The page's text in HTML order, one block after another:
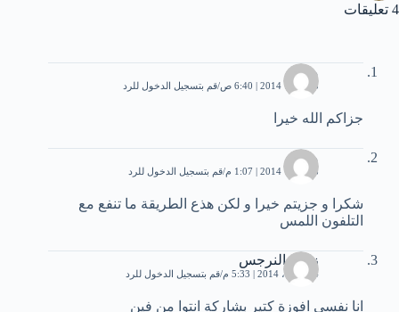
4 تعليقات
محمد
3 فبراير، 2014 | 6:40 ص قم بتسجيل الدخول للرد
جزاكم الله خيرا
محمد
8 فبراير، 2014 | 1:07 م قم بتسجيل الدخول للرد
شكرا و جزيتم خيرا و لكن هذع الطريقة ما تنفع مع
التلفون اللمس
زهرة النرجس
14 أبريل، 2014 | 5:33 م قم بتسجيل الدخول للرد
انا نفسي افوزة كتير بشاركة انتوا من فين